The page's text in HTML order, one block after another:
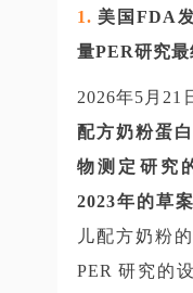
1. 美国FDA
量PER研究最
2026年5月21
配方奶粉蛋
物测定研究
2023年的草
儿配方奶粉
PER 研究的